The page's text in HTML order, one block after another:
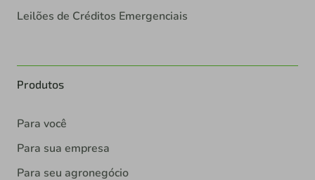
Leilões de Créditos Emergenciais
Produtos
Para você
Para sua empresa
Para seu agronegócio